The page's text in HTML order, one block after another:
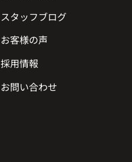
スタッフブログ
お客様の声
採用情報
お問い合わせ